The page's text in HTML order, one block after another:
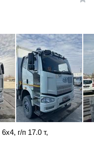
6x4, г/п 17.0 т,